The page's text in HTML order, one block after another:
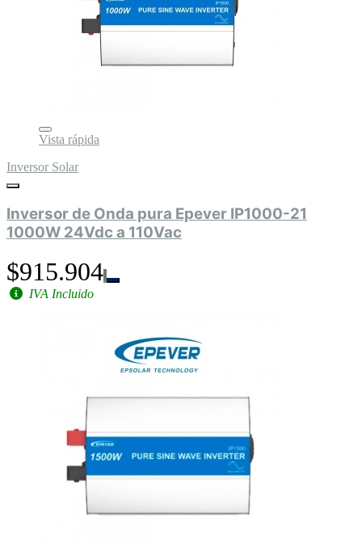
Vista rápida
Inversor Solar
Inversor de Onda pura Epever IP1000-21
1000W 24Vdc a 110Vac
$915.904
IVA Incluido